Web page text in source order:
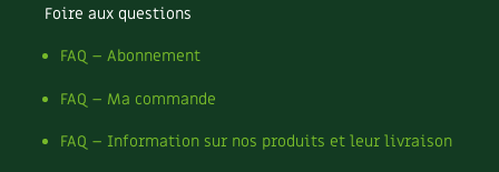
Foire aux questions
FAQ – Abonnement
FAQ – Ma commande
FAQ – Information sur nos produits et leur livraison